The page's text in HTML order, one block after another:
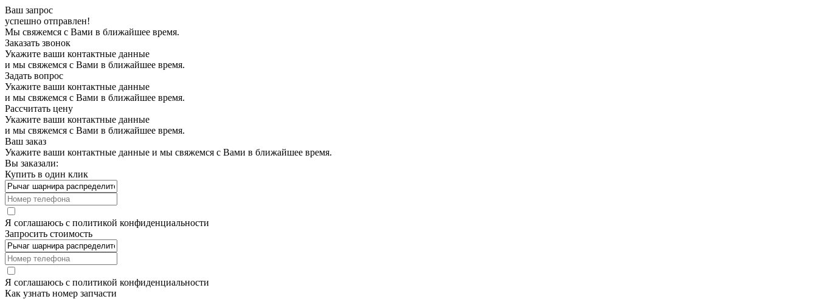
Ваш запрос
успешно отправлен!
Мы свяжемся с Вами в ближайшее время.
Заказать звонок
Укажите ваши контактные данные
и мы свяжемся с Вами в ближайшее время.
Задать вопрос
Укажите ваши контактные данные
и мы свяжемся с Вами в ближайшее время.
Рассчитать цену
Укажите ваши контактные данные
и мы свяжемся с Вами в ближайшее время.
Ваш заказ
Укажите ваши контактные данные и мы свяжемся с Вами в ближайшее время.
Вы заказали:
Купить в один клик
Я соглашаюсь с политикой конфиденциальности
Запросить стоимость
Я соглашаюсь с политикой конфиденциальности
Как узнать номер запчасти